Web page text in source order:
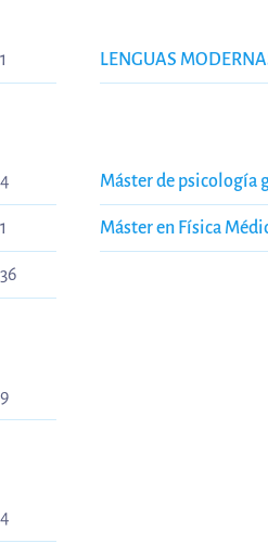
1 LENGUAS
4
1 Máster en Física
36
9
4